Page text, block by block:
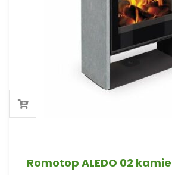
Romotop ALEDO 02